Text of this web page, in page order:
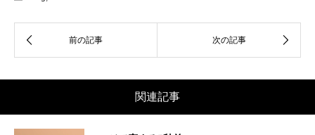
関連記事